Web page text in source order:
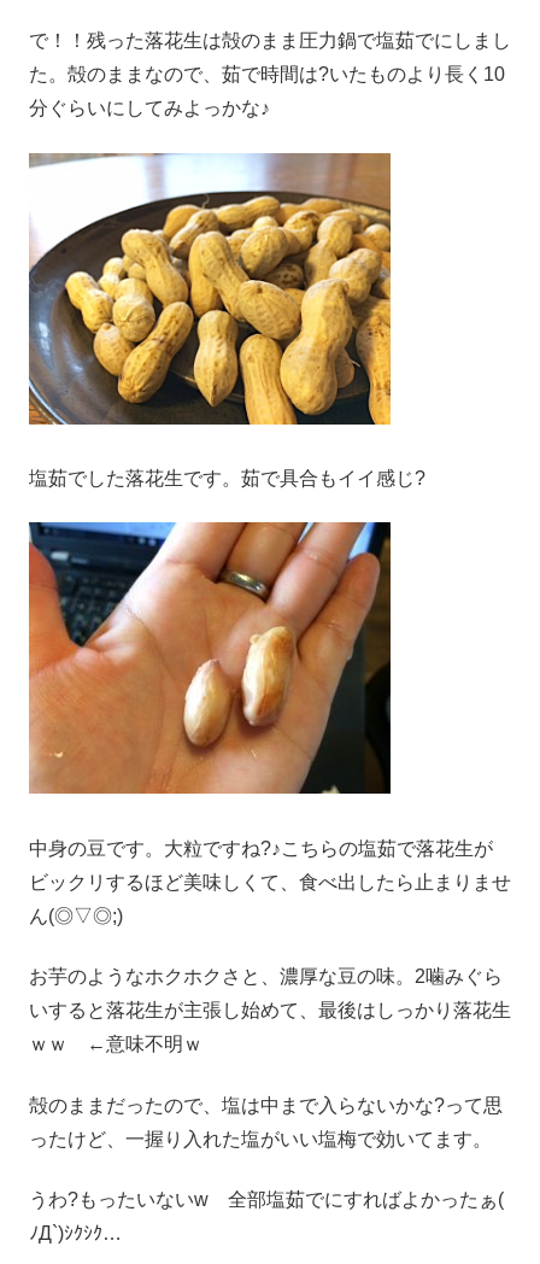
で！！残った落花生は殻のまま圧力鍋で塩茹でにしまし
た。殻のままなので、茹で時間は?いたものより長く10
分ぐらいにしてみよっかな♪
塩茹でした落花生です。茹で具合もイイ感じ?
中身の豆です。大粒ですね?♪こちらの塩茹で落花生が
ビックリするほど美味しくて、食べ出したら止まりませ
ん(◎▽◎;)
お芋のようなホクホクさと、濃厚な豆の味。2噛みぐら
いすると落花生が主張し始めて、最後はしっかり落花生
ｗｗ ←意味不明ｗ
殻のままだったので、塩は中まで入らないかな?って思
ったけど、一握り入れた塩がいい塩梅で効いてます。
うわ?もったいないw 全部塩茹でにすればよかったぁ(
ﾉД`)ｼｸｼｸ…